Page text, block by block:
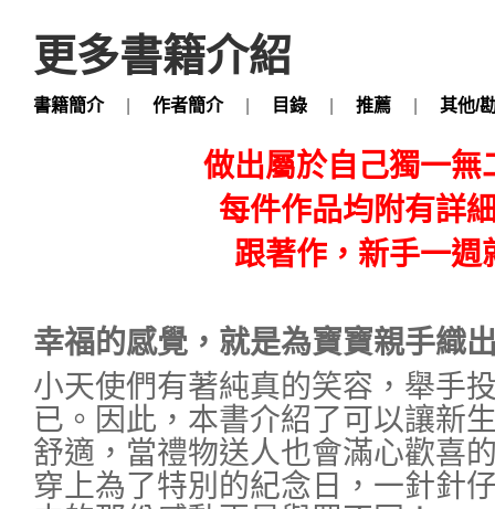
更多書籍介紹
書籍簡介 作者簡介 目錄 推薦 其他/
做出屬於自己獨一無
每件作品均附有詳
跟著作，新手一週
幸福的感覺，就是為寶寶親手織
小天使們有著純真的笑容，舉手
已。因此，本書介紹了可以讓新
舒適，當禮物送人也會滿心歡喜
穿上為了特別的紀念日，一針針